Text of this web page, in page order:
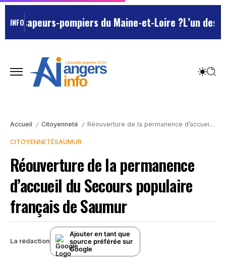
INFO pompiers du Maine-et-Loire ?L’un des
Accueil / Citoyenneté / Réouverture de la permanence d’accueil du Secours populaire français de Saumur
CITOYENNETÉSAUMUR
Réouverture de la permanence
d’accueil du Secours populaire
français de Saumur
La rédaction
Ajouter en tant que
source préférée sur
Google